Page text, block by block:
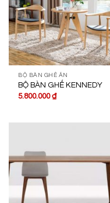
BỘ BÀN GHẾ ĂN
BỘ BÀN GHẾ KENNEDY
5.800.000₫